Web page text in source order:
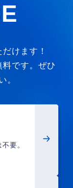
けます！
です。ぜひ
。
要。